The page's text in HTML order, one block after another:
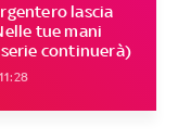
lascia
tue mani
continuerà)